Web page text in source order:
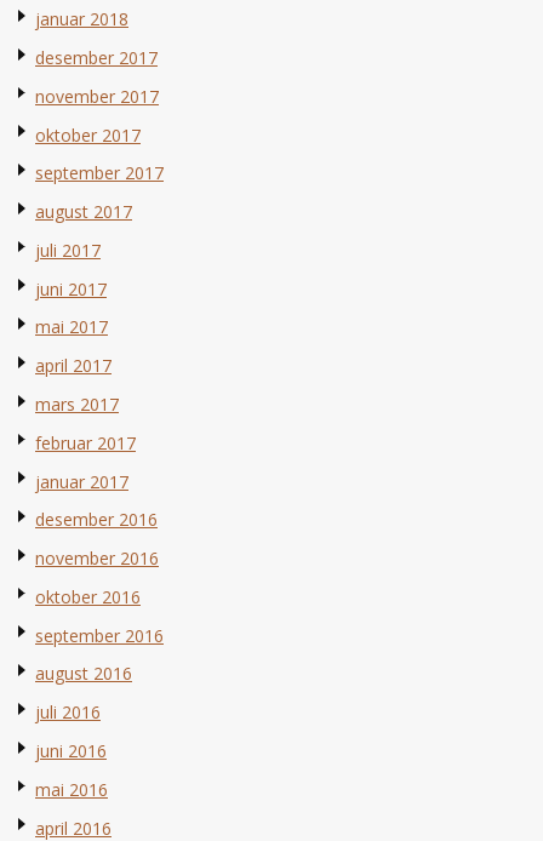
januar 2018
desember 2017
november 2017
oktober 2017
september 2017
august 2017
juli 2017
juni 2017
mai 2017
april 2017
mars 2017
februar 2017
januar 2017
desember 2016
november 2016
oktober 2016
september 2016
august 2016
juli 2016
juni 2016
mai 2016
april 2016